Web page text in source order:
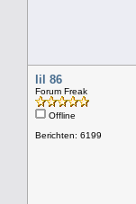
lil 86
Forum Freak
Offline
Berichten: 6199